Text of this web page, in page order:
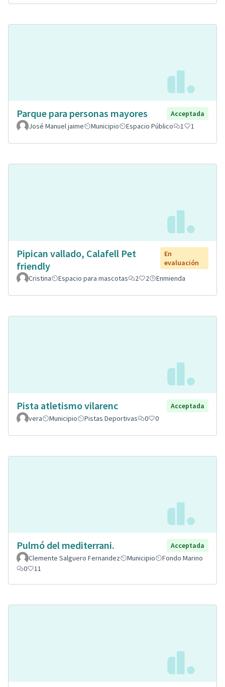
Parque para personas mayores
Acceptada
José Manuel jaime
Municipio Espacio Público 1 1
Pipican vallado, Calafell Pet
friendly
En
evaluación
Cristina
Espacio para mascotas 2 2 Enmienda
Pista atletismo vilarenc
Acceptada
vera
Municipio Pistas Deportivas 0 0
Pulmó del mediterrani.
Acceptada
Clemente Salguero Fernandez
Municipio
Fondo Marino
0
11